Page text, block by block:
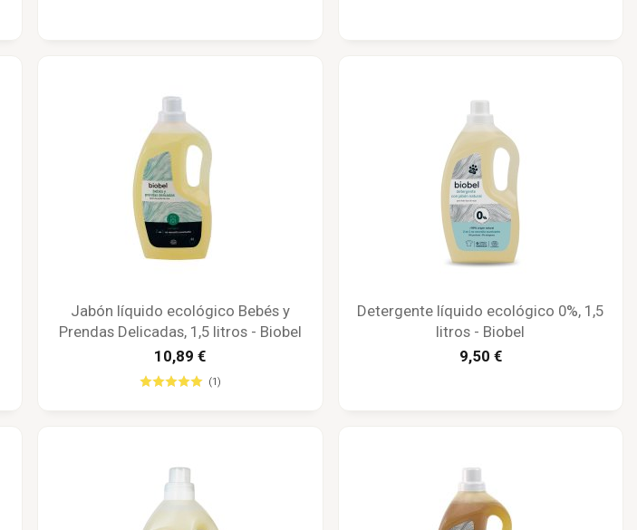
Jabón líquido ecológico Bebés y
Prendas Delicadas, 1,5 litros - Biobel
10,89 €
(1)
Detergente líquido ecológico 0%, 1,5
litros - Biobel
9,50 €